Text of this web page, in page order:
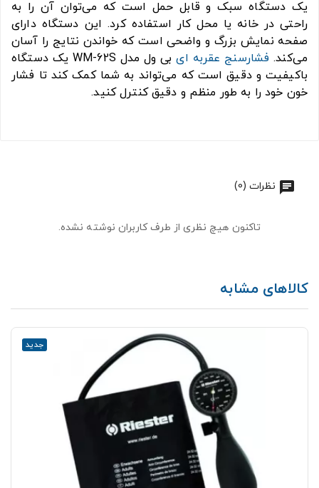
یک دستگاه سبک و قابل حمل است که می‌توان آن را به
راحتی در خانه یا محل کار استفاده کرد. این دستگاه دارای
صفحه نمایش بزرگ و واضحی است که خواندن نتایج را آسان
می‌کند. فشارسنج عقربه ای
بی ول مدل WM-62S یک دستگاه
باکیفیت و دقیق است که می‌تواند به شما کمک کند تا فشار
خون خود را به طور منظم و دقیق کنترل کنید.
نظرات (0)
تاکنون هیچ نظری از طرف کاربران نوشته نشده.
کالاهای مشابه
جدید